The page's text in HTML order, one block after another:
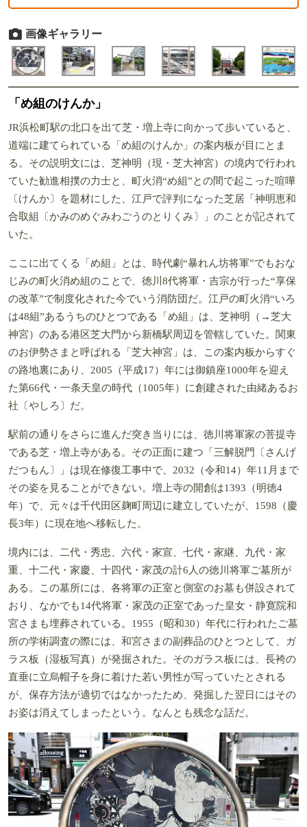
画像ギャラリー
「め組のけんか」
JR浜松町駅の北口を出て芝・増上寺に向かって歩いていると、
道端に建てられている「め組のけんか」の案内板が目にとま
る。その説明文には、芝神明（現・芝大神宮）の境内で行われ
ていた勧進相撲の力士と、町火消“め組”との間で起こった喧嘩
〔けんか〕を題材にした、江戸で評判になった芝居「神明恵和
合取組〔かみのめぐみわごうのとりくみ〕」のことが記されて
いた。
ここに出てくる「め組」とは、時代劇“暴れん坊将軍”でもおな
じみの町火消め組のことで、徳川8代将軍・吉宗が行った“享保
の改革”で制度化された今でいう消防団だ。江戸の町火消“いろ
は48組”あるうちのひとつである「め組」は、芝神明（→芝大
神宮）のある港区芝大門から新橋駅周辺を管轄していた。関東
のお伊勢さまと呼ばれる「芝大神宮」は、この案内板からすぐ
の路地裏にあり、2005（平成17）年には御鎮座1000年を迎え
た第66代・一条天皇の時代（1005年）に創建された由緒あるお
社〔やしろ〕だ。
駅前の通りをさらに進んだ突き当りには、徳川将軍家の菩提寺
である芝・増上寺がある。その正面に建つ「三解脱門〔さんげ
だつもん〕」は現在修復工事中で、2032（令和14）年11月まで
その姿を見ることができない。増上寺の開創は1393（明徳4
年）で、元々は千代田区麹町周辺に建立していたが、1598（慶
長3年）に現在地へ移転した。
境内には、二代・秀忠、六代・家宣、七代・家継、九代・家
重、十二代・家慶、十四代・家茂の計6人の徳川将軍ご墓所が
ある。この墓所には、各将軍の正室と側室のお墓も併設されて
おり、なかでも14代将軍・家茂の正室であった皇女・静寛院和
宮さまも埋葬されている。1955（昭和30）年代に行われたご墓
所の学術調査の際には、和宮さまの副葬品のひとつとして、ガ
ラス板（湿板写真）が発掘された。そのガラス板には、長袴の
直垂に立烏帽子を身に着けた若い男性が写っていたとされる
が、保存方法が適切ではなかったため、発掘した翌日にはその
お姿は消えてしまったという。なんとも残念な話だ。